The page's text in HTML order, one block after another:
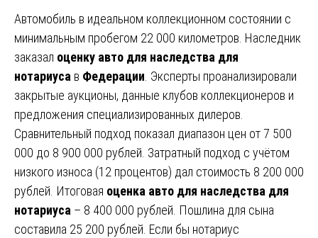
Автомобиль в идеальном коллекционном состоянии с
минимальным пробегом 22 000 километров. Наследник
заказал оценку авто для наследства для
нотариуса в Федерации . Эксперты проанализировали
закрытые аукционы, данные клубов коллекционеров и
предложения специализированных дилеров.
Сравнительный подход показал диапазон цен от 7 500
000 до 8 900 000 рублей. Затратный подход с учётом
низкого износа (12 процентов) дал стоимость 8 200 000
рублей. Итоговая оценка авто для наследства для
нотариуса – 8 400 000 рублей. Пошлина для сына
составила 25 200 рублей. Если бы нотариус